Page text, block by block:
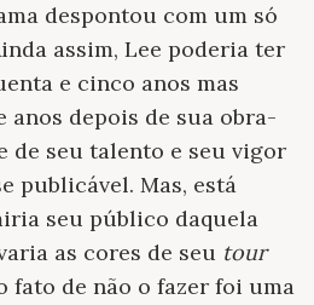
despontou com um só
assim, Lee poderia ter
e cinco anos mas
anos depois de sua obra-
de seu talento e seu vigor
publicável. Mas, está
seu público daquela
as cores de seu tour
fato de não o fazer foi uma